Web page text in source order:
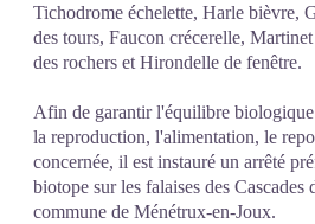
Tichodrome échelette, Harle bièvre,
des tours, Faucon crécerelle,
des rochers et Hirondelle de fenêtre.
Afin de garantir l'équilibre biologique
la reproduction, l'alimentation, le
concernée, il est instauré un arrêté
biotope sur les falaises des Cascades
commune de Ménétrux-en-Joux.